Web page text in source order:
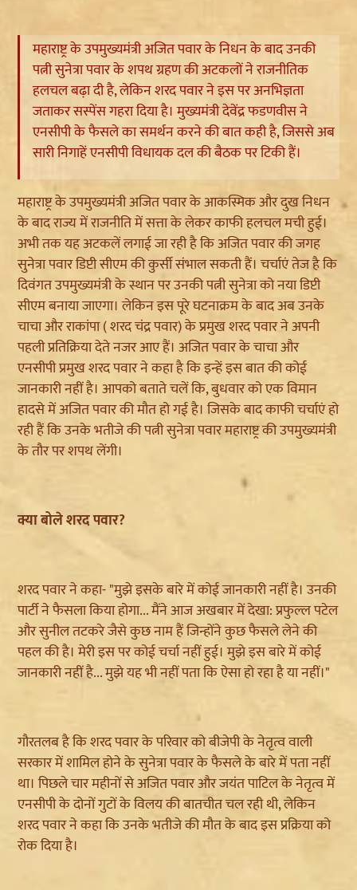
महाराष्ट्र के उपमुख्यमंत्री अजित पवार के निधन के बाद उनकी
पत्नी सुनेत्रा पवार के शपथ ग्रहण की अटकलों ने राजनीतिक
हलचल बढ़ा दी है, लेकिन शरद पवार ने इस पर अनभिज्ञता
जताकर सस्पेंस गहरा दिया है। मुख्यमंत्री देवेंद्र फडणवीस ने
एनसीपी के फैसले का समर्थन करने की बात कही है, जिससे अब
सारी निगाहें एनसीपी विधायक दल की बैठक पर टिकी हैं।
महाराष्ट्र के उपमुख्यमंत्री अजित पवार के आकस्मिक और दुख निधन
के बाद राज्य में राजनीति में सत्ता के लेकर काफी हलचल मची हुई।
अभी तक यह अटकलें लगाई जा रही है कि अजित पवार की जगह
सुनेत्रा पवार डिप्टी सीएम की कुर्सी संभाल सकती हैं। चर्चाएं तेज है कि
दिवंगत उपमुख्यमंत्री के स्थान पर उनकी पत्नी सुनेत्रा को नया डिप्टी
सीएम बनाया जाएगा। लेकिन इस पूरे घटनाक्रम के बाद अब उनके
चाचा और राकांपा ( शरद चंद्र पवार) के प्रमुख शरद पवार ने अपनी
पहली प्रतिक्रिया देते नजर आए हैं। अजित पवार के चाचा और
एनसीपी प्रमुख शरद पवार ने कहा है कि इन्हें इस बात की कोई
जानकारी नहीं है। आपको बताते चलें कि, बुधवार को एक विमान
हादसे में अजित पवार की मौत हो गई है। जिसके बाद काफी चर्चाएं हो
रही हैं कि उनके भतीजे की पत्नी सुनेत्रा पवार महाराष्ट्र की उपमुख्यमंत्री
के तौर पर शपथ लेंगी।
क्या बोले शरद पवार?
शरद पवार ने कहा- "मुझे इसके बारे में कोई जानकारी नहीं है। उनकी
पार्टी ने फैसला किया होगा... मैंने आज अखबार में देखा: प्रफुल्ल पटेल
और सुनील तटकरे जैसे कुछ नाम हैं जिन्होंने कुछ फैसले लेने की
पहल की है। मेरी इस पर कोई चर्चा नहीं हुई। मुझे इस बारे में कोई
जानकारी नहीं है... मुझे यह भी नहीं पता कि ऐसा हो रहा है या नहीं।"
गौरतलब है कि शरद पवार के परिवार को बीजेपी के नेतृत्व वाली
सरकार में शामिल होने के सुनेत्रा पवार के फैसले के बारे में पता नहीं
था। पिछले चार महीनों से अजित पवार और जयंत पाटिल के नेतृत्व में
एनसीपी के दोनों गुटों के विलय की बातचीत चल रही थी, लेकिन
शरद पवार ने कहा कि उनके भतीजे की मौत के बाद इस प्रक्रिया को
रोक दिया है।